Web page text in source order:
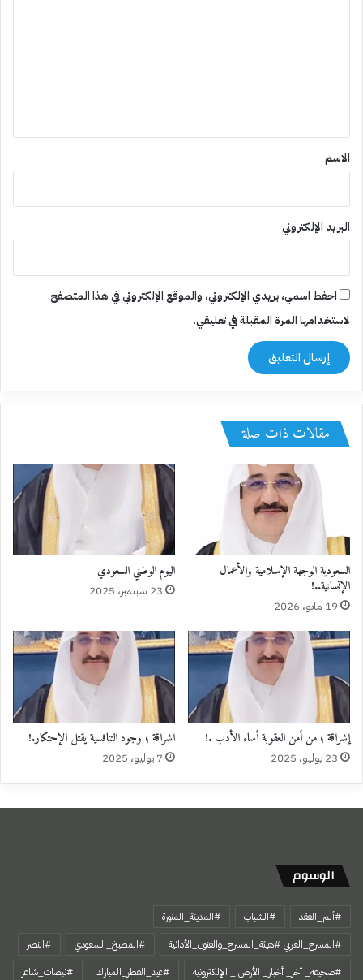
*
الاسم
البريد الإلكتروني
احفظ اسمي، بريدي الإلكتروني، والموقع الإلكتروني في هذا المتصفح
لاستخدامها المرة المقبلة في تعليقي.
مقالات ذات صلة
السعودية الوجهة الإسلامية والأعمال
الإنسانية..!
19 مايو، 2026
اليوم الوطني السعودي
23 سبتمبر، 2025
إشراقة ؛ من أمن العقوبة أساء الأدب .!
23 يوليو، 2025
اشراقة ؛ وجود التنافسية يقتل الإحتكار.!
7 يوليو، 2025
الوسوم
#ألم_الفقد #الشباب
#المدينة_المنورة
#المسرح_العربي #هيئة_المسرح_والفنون_الأدائية
#المطبخ_السعودي
#النصر
#صحيفة_ آخر_ أخبار_ الأرض _ الإلكترونية
#عيد_الفطر_المبارك
#نبضات_شاعر